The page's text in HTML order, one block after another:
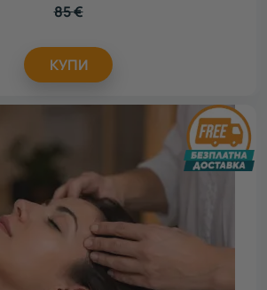
85€
КУПИ